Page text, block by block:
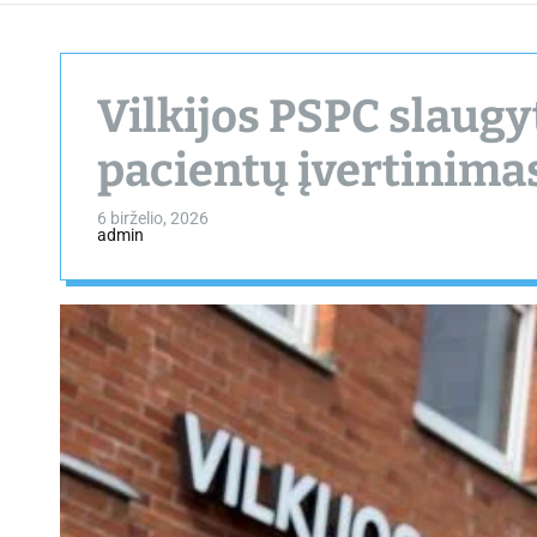
Vilkijos PSPC
pacientų
6 birželio, 2026
admin